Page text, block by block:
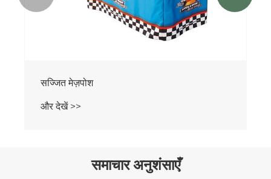
ढीला मेज़पोश
और देखें >>
समाचार अनुशंसाएँ